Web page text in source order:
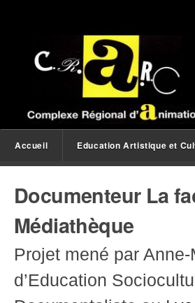
Accueil Education Artistique et
Documenteur La
Médiathèque
Projet mené par
d’Education